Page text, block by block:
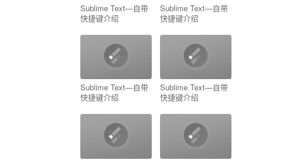
Sublime Text—自带
快捷键介绍
Sublime Text—自带
快捷键介绍
Sublime Text—自带
快捷键介绍
Sublime Text—自带
快捷键介绍